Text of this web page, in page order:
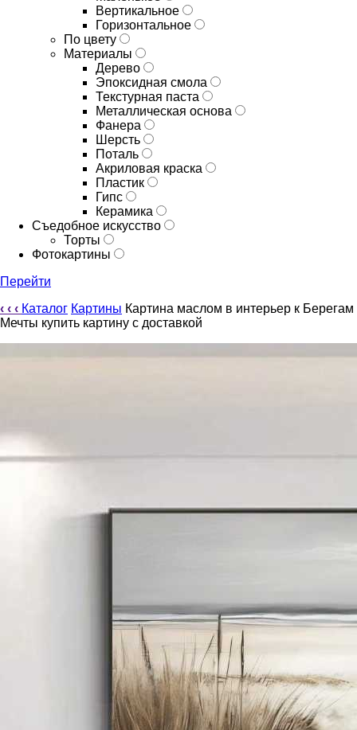
Вертикальное
Горизонтальное
По цвету
Материалы
Дерево
Эпоксидная смола
Текстурная паста
Металлическая основа
Фанера
Шерсть
Поталь
Акриловая краска
Пластик
Гипс
Керамика
Съедобное искусство
Торты
Фотокартины
Перейти
‹ ‹ ‹ Каталог Картины Картина маслом в интерьер к Берегам
Мечты купить картину с доставкой